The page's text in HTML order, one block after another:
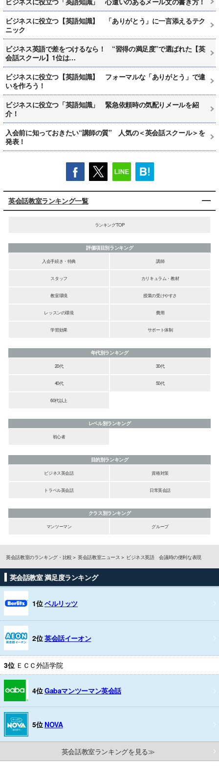
ビジネスに役立つ【英語知識】 「ありがとう」に一言添えるテク
ニック
ビジネス英語で差をつけるなら！ “習得の満足度”で選ばれた【英
会話スクール】1位は…
ビジネスに役立つ【英語知識】 フォーマルな「ありがとう」で違
いを作ろう！
ビジネスに役立つ「英語知識」 緊急依頼時の気配りメールを紹
介！
入会前に知っておきたい“講師の質” 人気の＜英会話スクール＞を
発表！
英会話教室ランキング一覧
ランキングTOP
評価項目別ランキング
入会手続き・特典
講師
スタッフ カリキュラム・教材
教室環境 授業の受けやすさ
レッスンの環境 費用
学習効果 サポート体制
年代別ランキング
20代
30代
40代 50代
60代以上
レベル別ランキング
初心者
目的別ランキング
ビジネス英会話
資格対策
トラベル英会話 日常英会話
クラス別ランキング
マンツーマン
グループ
英会話教室のランキング・比較 英会話教室ニュース ビジネス英語 会議時の便利な表現
英会話教室 満足度ランキング
1位ベルリッツ
2位英会話イーオン
3位 ＥＣＣ外語学院
4位Gabaマンツーマン英会話
5位 NOVA
英会話教室ランキングを見る≫